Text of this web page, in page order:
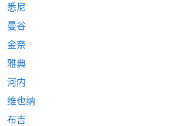
悉尼
曼谷
金奈
雅典
河内
维也纳
布吉